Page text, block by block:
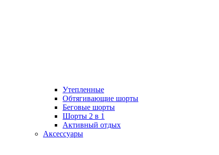
Утепленные
Обтягивающие шорты
Беговые шорты
Шорты 2 в 1
Активный отдых
Аксессуары